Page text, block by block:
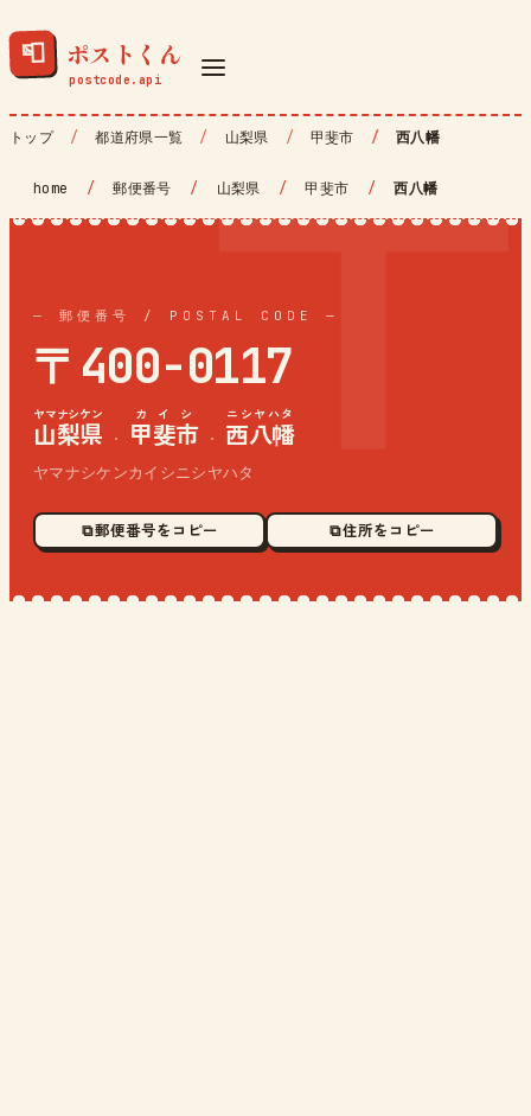
📮 ポストくん
トップ 都道府県一覧 山梨県 甲斐市 西八幡
home / 郵便番号 / 山梨県 / 甲斐市 / 西八幡
— 郵便番号 / POSTAL CODE —
〒400-0117
山梨県
ヤマナシケン
· 甲斐市
カイシ
· 西八幡
ニシヤハタ
ヤマナシケンカイシニシヤハタ
⧉ 郵便番号をコピー ⧉ 住所をコピー